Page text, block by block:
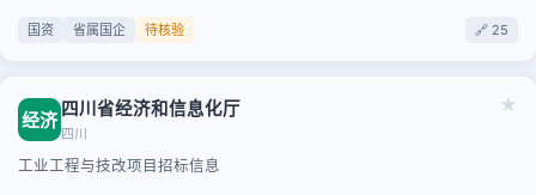
国资 省属国企 待核验 🔗 25
★
经济 四川省经济和信息化厅
四川
工业工程与技改项目招标信息